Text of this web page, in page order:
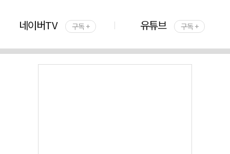
네이버TV 구독 + 유튜브 구독 +